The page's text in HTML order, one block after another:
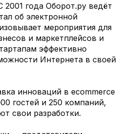
2001 года Оборот.ру ведёт
об электронной
мероприятия для
и маркетплейсов и
эффективно
Интернета в своей
инноваций в ecommerce
гостей и 250 компаний,
свои разработки.